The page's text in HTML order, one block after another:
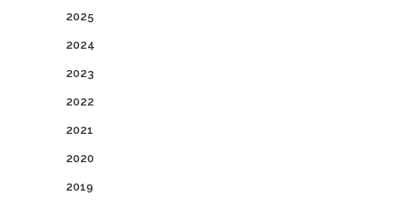
2025
2024
2023
2022
2021
2020
2019